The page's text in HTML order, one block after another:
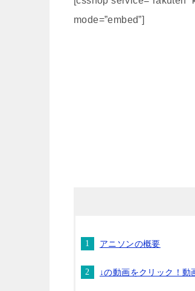
mode=”embed”]
アニソンの概要
↓の動画をクリック！動